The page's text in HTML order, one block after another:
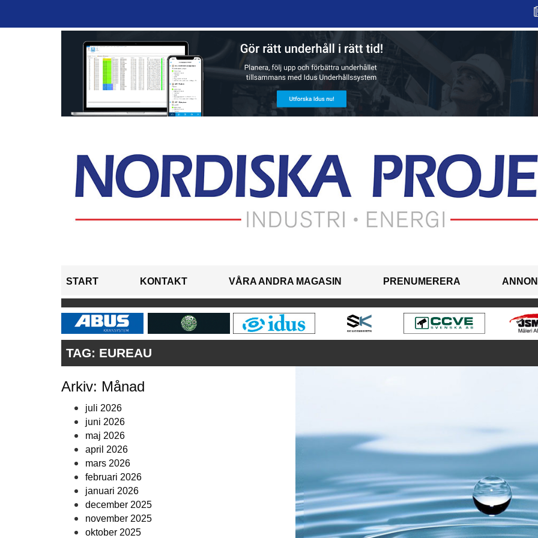
START KONTAKT VÅRA ANDRA MAGASIN PRENUMERERA
TAG: EUREAU
Arkiv: Månad
juli 2026
juni 2026
maj 2026
april 2026
mars 2026
februari 2026
januari 2026
december 2025
november 2025
oktober 2025